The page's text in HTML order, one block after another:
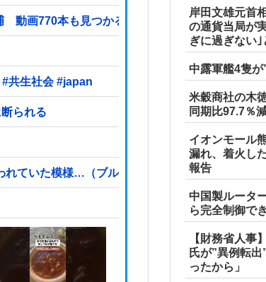
動画770本も見つかる
共生社会 #japan
られる
ていた模様…（ブルブル」＝韓国の反応
岸田文雄元首
の通貨当局が
ぎに過ぎない
中露軍艦4隻が
米穀商社の木
同期比97.7％
イオンモール
漏れ、着火し
報告
中国製ルータ
ら完全制御で
【財務省人事
氏が”異例転
ったから」